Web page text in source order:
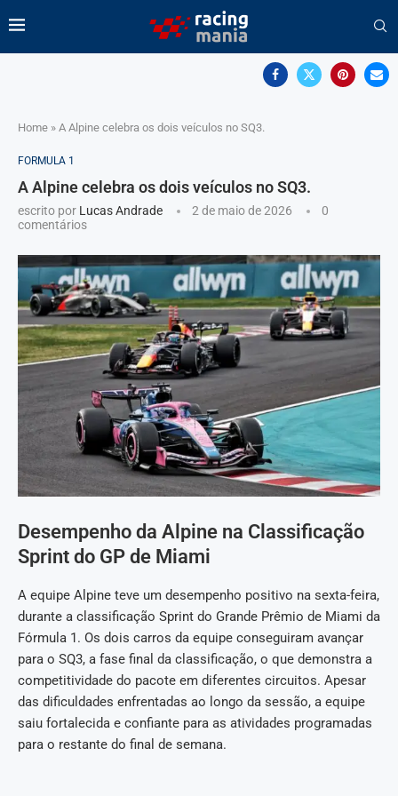
Home » A Alpine celebra os dois veículos no SQ3.
FORMULA 1
A Alpine celebra os dois veículos no SQ3.
escrito por Lucas Andrade 2 de maio de 2026
0
comentários
Desempenho da Alpine na Classificação
Sprint do GP de Miami
A equipe Alpine teve um desempenho positivo na sexta-feira,
durante a classificação Sprint do Grande Prêmio de Miami da
Fórmula 1. Os dois carros da equipe conseguiram avançar
para o SQ3, a fase final da classificação, o que demonstra a
competitividade do pacote em diferentes circuitos. Apesar
das dificuldades enfrentadas ao longo da sessão, a equipe
saiu fortalecida e confiante para as atividades programadas
para o restante do final de semana.